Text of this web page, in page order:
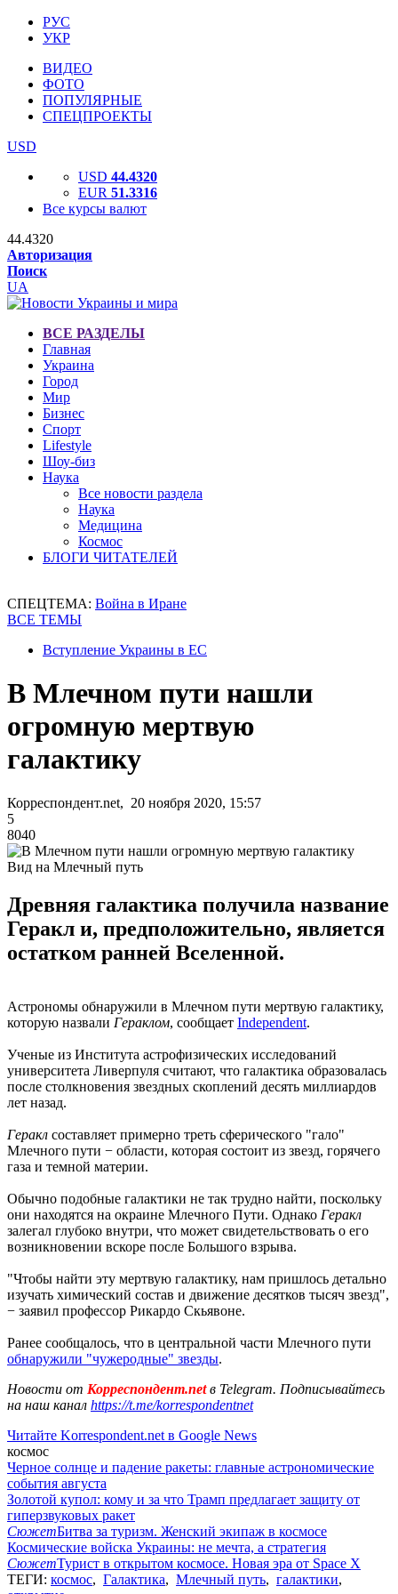
РУС
УКР
ВИДЕО
ФОТО
ПОПУЛЯРНЫЕ
СПЕЦПРОЕКТЫ
USD
USD 44.4320
EUR 51.3316
Все курсы валют
44.4320
Авторизация
Поиск
UA
ВСЕ РАЗДЕЛЫ
Главная
Украина
Город
Мир
Бизнес
Спорт
Lifestyle
Шоу-биз
Наука
Все новости раздела
Наука
Медицина
Космос
БЛОГИ ЧИТАТЕЛЕЙ
СПЕЦТЕМА: Война в Иране
ВСЕ ТЕМЫ
Вступление Украины в ЕС
В Млечном пути нашли
огромную мертвую
галактику
Корреспондент.net, 20 ноября 2020, 15:57
5
8040
Вид на Млечный путь
Древняя галактика получила название
Геракл и, предположительно, является
остатком ранней Вселенной.
Астрономы обнаружили в Млечном пути мертвую галактику,
которую назвали Гераклом, сообщает Independent.
Ученые из Института астрофизических исследований
университета Ливерпуля считают, что галактика образовалась
после столкновения звездных скоплений десять миллиардов
лет назад.
Геракл составляет примерно треть сферического "гало"
Млечного пути − области, которая состоит из звезд, горячего
газа и темной материи.
Обычно подобные галактики не так трудно найти, поскольку
они находятся на окраине Млечного Пути. Однако Геракл
залегал глубоко внутри, что может свидетельствовать о его
возникновении вскоре после Большого взрыва.
"Чтобы найти эту мертвую галактику, нам пришлось детально
изучать химический состав и движение десятков тысяч звезд",
− заявил профессор Рикардо Скьявоне.
Ранее сообщалось, что в центральной части Млечного пути
обнаружили "чужеродные" звезды.
Новости от Корреспондент.netв Telegram. Подписывайтесь
на наш канал https://t.me/korrespondentnet
Читайте Korrespondent.net в Google News
космос
Черное солнце и падение ракеты: главные астрономические
события августа
Золотой купол: кому и за что Трамп предлагает защиту от
гиперзвуковых ракет
СюжетБитва за туризм. Женский экипаж в космосе
Космические войска Украины: не мечта, а стратегия
СюжетТурист в открытом космосе. Новая эра от Space X
ТЕГИ: космос, Галактика, Млечный путь, галактики,